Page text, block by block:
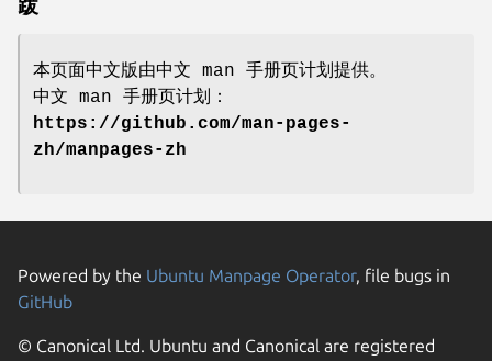
跋
本页面中文版由中文 man 手册页计划提供。
中文 man 手册页计划：
https://github.com/man-pages-
zh/manpages-zh
Powered by the Ubuntu Manpage Operator, file bugs in
GitHub
© Canonical Ltd. Ubuntu and Canonical are registered